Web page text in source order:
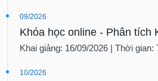
09/2026
Khóa học online - Phân tích
Khai giảng: 16/09/2026 | Thời gian:
10/2026